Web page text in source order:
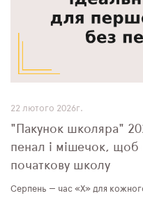
ПЛЯШКИ ДЛЯ ВОДИ
DELUNE
SCHOOL STANDARD
SKYNAME
РОЗПРОДАЖ
22 лютого 2026г.
"Пакунок школяра"
пенал і мішечок,
початкову школу
Серпень — час «Х» для